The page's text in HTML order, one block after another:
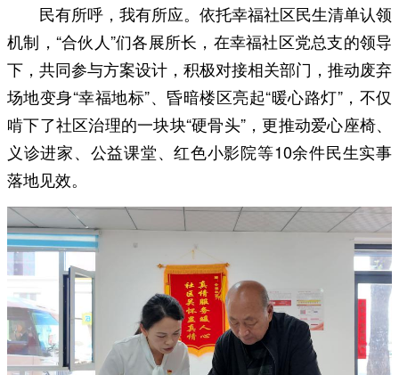
民有所呼，我有所应。依托幸福社区民生清单认领
机制，“合伙人”们各展所长，在幸福社区党总支的领导
下，共同参与方案设计，积极对接相关部门，推动废弃
场地变身“幸福地标”、昏暗楼区亮起“暖心路灯”，不仅
啃下了社区治理的一块块“硬骨头”，更推动爱心座椅、
义诊进家、公益课堂、红色小影院等10余件民生实事
落地见效。